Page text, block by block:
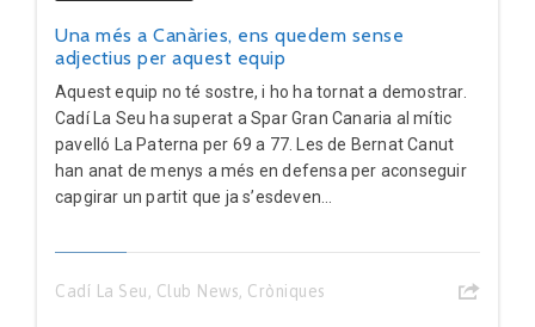
Una més a Canàries, ens quedem sense
adjectius per aquest equip
Aquest equip no té sostre, i ho ha tornat a demostrar.
Cadí La Seu ha superat a Spar Gran Canaria al mític
pavelló La Paterna per 69 a 77. Les de Bernat Canut
han anat de menys a més en defensa per aconseguir
capgirar un partit que ja s’esdeven...
Cadí La Seu, Club News, Cròniques